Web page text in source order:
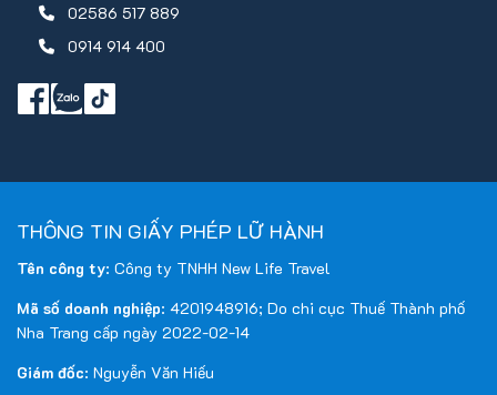
02586 517 889
0914 914 400
THÔNG TIN GIẤY PHÉP LỮ HÀNH
Tên công ty: Công ty TNHH New Life Travel
Mã số doanh nghiệp: 4201948916; Do chi cục Thuế Thành phố
Nha Trang cấp ngày 2022-02-14
Giám đốc: Nguyễn Văn Hiếu